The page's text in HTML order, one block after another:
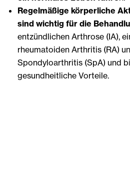
Regelmäßige körperliche
sind wichtig für die
entzündlichen Arthrose (IA),
rheumatoiden Arthritis (RA)
Spondyloarthritis (SpA) und
gesundheitliche Vorteile.